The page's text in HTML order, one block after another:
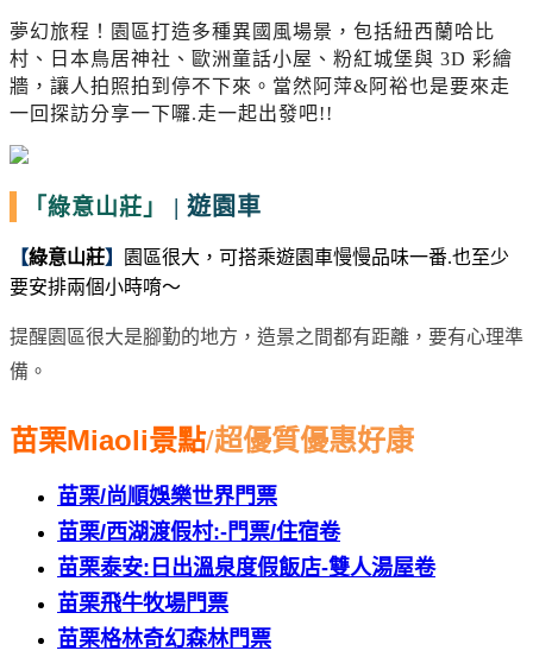
夢幻旅程！園區打造多種異國風場景，包括紐西蘭哈比
村、日本鳥居神社、歐洲童話小屋、粉紅城堡與 3D 彩繪
牆，讓人拍照拍到停不下來。當然阿萍&阿裕也是要來走
一回探訪分享一下囉.走一起出發吧!!
「綠意山莊」 | 遊園車
【綠意山莊】
園區很大，可搭乘遊園車慢慢品味一番.也至少
要安排兩個小時唷～
提醒園區很大是腳勤的地方，造景之間都有距離，要有心理準
備。
苗栗Miaoli景點/超優質優惠好康
苗栗/尚順娛樂世界門票
苗栗/西湖渡假村:-門票/住宿卷
苗栗泰安: 日出溫泉度假飯店-雙人湯屋卷
苗栗飛牛牧場門票
苗栗格林奇幻森林門票